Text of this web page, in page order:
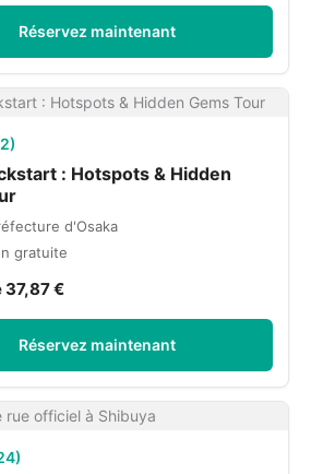
Réservez maintenant
: Hotspots & Hidden
d'Osaka
gratuite
37,87 €
Réservez maintenant